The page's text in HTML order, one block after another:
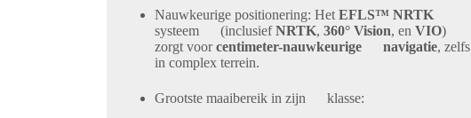
Nauwkeurige positionering: Het EFLS™ NRTK
systeem (inclusiefNRTK, 360° Vision, en VIO)
zorgt voorcentimeter-nauwkeurige navigatie, zelfs
in complex terrein.
Grootste maaibereik in zijn klasse: